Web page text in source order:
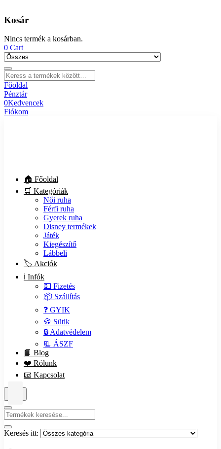
Kosár
Nincs termék a kosárban.
0 Cart
Főoldal
Pénztár
0Kedvencek
Fiókom
🏠 Főoldal
🛒 Kategóriák
Női ruha
Férfi ruha
Gyerek ruha
Disney termékek
Játék
Kiegészítő
Lábbeli
🏷️ Akciók
ℹ️ Infók
💵 Fizetés
📦 Szállítás
❓ GYIK
🍪 Sütik
🔒 Adatvédelem
📃 ÁSZF
📙 Blog
❤️ Rólunk
📧 Kapcsolat
Keresés itt: